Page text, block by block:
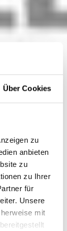
Über Cookies
zu
anbieten
zu
zu Ihrer
für
Unsere
mit
auf